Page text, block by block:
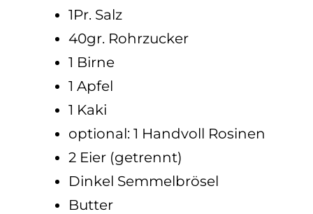
1Pr. Salz
40gr. Rohrzucker
1 Birne
1 Apfel
1 Kaki
optional: 1 Handvoll Rosinen
2 Eier (getrennt)
Dinkel Semmelbrösel
Butter